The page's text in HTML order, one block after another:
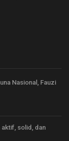
Nasional, Fauzi
aktif, solid, dan